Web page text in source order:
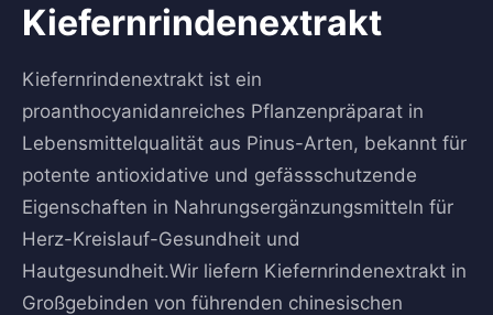
Kiefernrindenextrakt
Kiefernrindenextrakt ist ein
proanthocyanidanreiches Pflanzenpräparat in
Lebensmittelqualität aus Pinus-Arten, bekannt für
potente antioxidative und gefässschutzende
Eigenschaften in Nahrungsergänzungsmitteln für
Herz-Kreislauf-Gesundheit und
Hautgesundheit.Wir liefern Kiefernrindenextrakt in
Großgebinden von führenden chinesischen